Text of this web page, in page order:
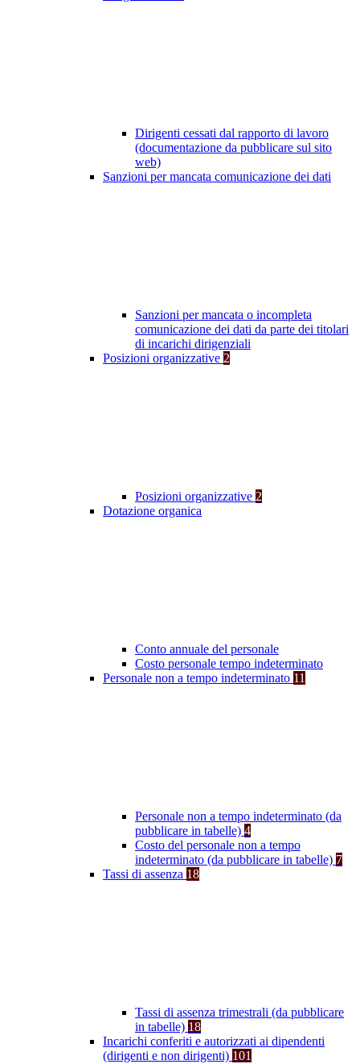
Dirigenti cessati dal rapporto di lavoro
(documentazione da pubblicare sul sito
web)
Sanzioni per mancata comunicazione dei dati
Sanzioni per mancata o incompleta
comunicazione dei dati da parte dei titolari
di incarichi dirigenziali
Posizioni organizzative 2
Posizioni organizzative 2
Dotazione organica
Conto annuale del personale
Costo personale tempo indeterminato
Personale non a tempo indeterminato 11
Personale non a tempo indeterminato (da
pubblicare in tabelle) 4
Costo del personale non a tempo
indeterminato (da pubblicare in tabelle) 7
Tassi di assenza 18
Tassi di assenza trimestrali (da pubblicare
in tabelle) 18
Incarichi conferiti e autorizzati ai dipendenti
(dirigenti e non dirigenti) 101